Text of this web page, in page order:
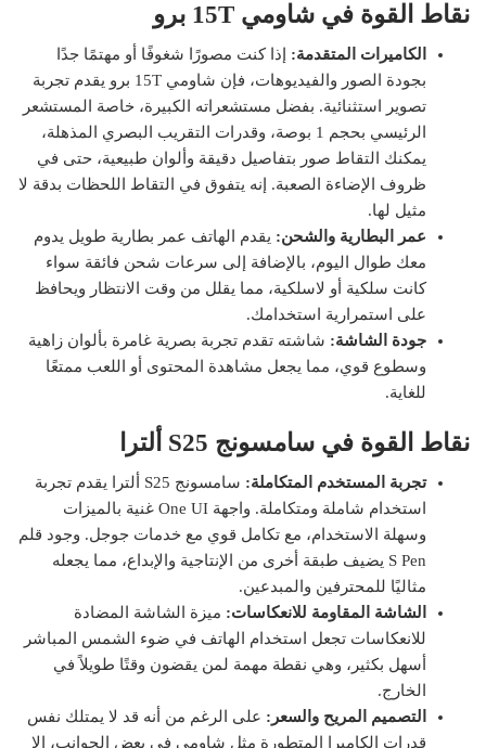
نقاط القوة في شاومي 15T برو
الكاميرات المتقدمة: إذا كنت مصورًا شغوفًا أو مهتمًا جدًا
بجودة الصور والفيديوهات، فإن شاومي 15T برو يقدم تجربة
تصوير استثنائية. بفضل مستشعراته الكبيرة، خاصة المستشعر
الرئيسي بحجم 1 بوصة، وقدرات التقريب البصري المذهلة،
يمكنك التقاط صور بتفاصيل دقيقة وألوان طبيعية، حتى في
ظروف الإضاءة الصعبة. إنه يتفوق في التقاط اللحظات بدقة لا
مثيل لها.
عمر البطارية والشحن: يقدم الهاتف عمر بطارية طويل يدوم
معك طوال اليوم، بالإضافة إلى سرعات شحن فائقة سواء
كانت سلكية أو لاسلكية، مما يقلل من وقت الانتظار ويحافظ
على استمرارية استخدامك.
جودة الشاشة: شاشته تقدم تجربة بصرية غامرة بألوان زاهية
وسطوع قوي، مما يجعل مشاهدة المحتوى أو اللعب ممتعًا
للغاية.
نقاط القوة في سامسونج S25 ألترا
تجربة المستخدم المتكاملة:
سامسونج S25 ألترا يقدم تجربة
استخدام شاملة ومتكاملة. واجهة One UI غنية بالميزات
وسهلة الاستخدام، مع تكامل قوي مع خدمات جوجل. وجود قلم
S Pen يضيف طبقة أخرى من الإنتاجية والإبداع، مما يجعله
مثاليًا للمحترفين والمبدعين.
الشاشة المقاومة للانعكاسات: ميزة الشاشة المضادة
للانعكاسات تجعل استخدام الهاتف في ضوء الشمس المباشر
أسهل بكثير، وهي نقطة مهمة لمن يقضون وقتًا طويلاً في
الخارج.
التصميم المريح والسعر: على الرغم من أنه قد لا يمتلك نفس
قدرات الكاميرا المتطورة مثل شاومي في بعض الجوانب، إلا